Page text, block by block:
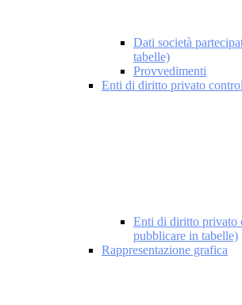
Dati società
tabelle)
Provvedimenti
Enti di diritto privato
Enti di diritto privato
pubblicare in tabelle)
Rappresentazione grafica